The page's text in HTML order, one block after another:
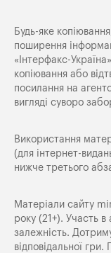
Будь-яке
поширення
«Iнтерфакс-
копіювання або
посилання на
вигляді суворо
Використання
(для інтернет-
нижче третього
Матеріали сайту
року (21+). Участь в
залежність.
відповідальної